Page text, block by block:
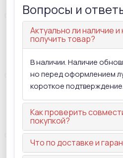
Вопросы и
Актуально ли наличие и
получить товар?
В наличии. Наличие
но перед оформлением
короткое подтверждение.
Как проверить
покупкой?
Что по доставке и